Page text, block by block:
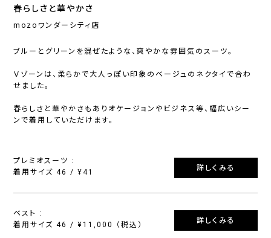
春らしさと華やかさ
mozoワンダーシティ店
ブルーとグリーンを混ぜたような、爽やかな雰囲気のスーツ。
Ｖゾーンは、柔らかで大人っぽい印象のベージュのネクタイで合わ
せました。
春らしさと華やかさもありオケージョンやビジネス等、幅広いシー
ンで着用していただけます。
プレミオスーツ :
着用サイズ 46 / ¥41
詳しくみる
ベスト :
着用サイズ 46 / ¥11,000 （税込）
詳しくみる